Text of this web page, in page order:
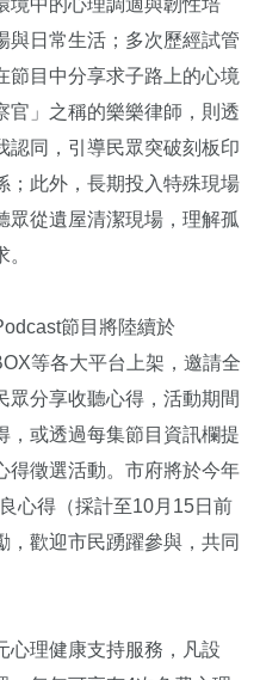
境中的心理調適與韌性培
與日常生活；多次歷經試管
節目中分享求子路上的心境
官」之稱的樂樂律師，則透
認同，引導民眾突破刻板印
；此外，長期投入特殊現場
眾從遺屋清潔現場，理解孤
節目將陸續於
等各大平台上架，邀請全
眾分享收聽心得，活動期間
，或透過每集節目資訊欄提
得徵選活動。市府將於今年
心得（採計至10月15日前
，歡迎市民踴躍參與，共同
心理健康支持服務，凡設